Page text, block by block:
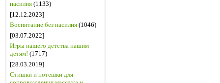
насилия (1133)
[12.12.2023]
Воспитание без насилия (1046)
[03.07.2022]
Игры нашего детства нашим
детям! (1717)
[28.03.2019]
Стишки и потешки для